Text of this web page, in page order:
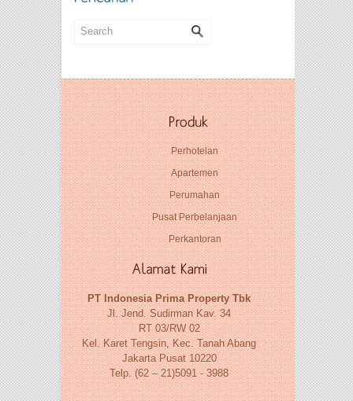
Perhotelan
Apartemen
Perumahan
Pusat Perbelanjaan
Perkantoran
PT Indonesia Prima Property Tbk
Jl. Jend. Sudirman Kav. 34
RT 03/RW 02
Kel. Karet Tengsin, Kec. Tanah Abang
Jakarta Pusat 10220
Telp. (62 – 21)5091 - 3988